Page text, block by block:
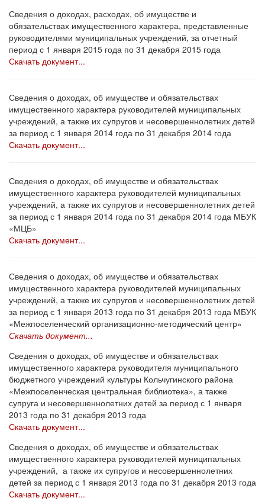
Сведения о доходах, расходах, об имуществе и
обязательствах имущественного характера, представленные
руководителями муниципальных учреждений, за отчетный
период с 1 января 2015 года по 31 декабря 2015 года
Скачать документ...
Сведения о доходах, об имуществе и обязательствах
имущественного характера руководителей муниципальных
учреждений, а также их супругов и несовершеннолетних детей
за период с 1 января 2014 года по 31 декабря 2014 года
Скачать документ...
Сведения о доходах, об имуществе и обязательствах
имущественного характера руководителей муниципальных
учреждений, а также их супругов и несовершеннолетних детей
за период с 1 января 2014 года по 31 декабря 2014 года МБУК
«МЦБ»
Скачать документ...
Сведения о доходах, об имуществе и обязательствах
имущественного характера руководителей муниципальных
учреждений, а также их супругов и несовершеннолетних детей
за период с 1 января 2013 года по 31 декабря 2013 года МБУК
«Межпоселенческий организационно-методический центр»
Скачать документ...
Сведения о доходах, об имуществе и обязательствах
имущественного характера руководителя муниципального
бюджетного учреждений культуры Кольчугинского района
«Межпоселенческая центральная библиотека», а также
супруга и несовершеннолетних детей за период с 1 января
2013 года по 31 декабря 2013 года
Скачать документ...
Сведения о доходах, об имуществе и обязательствах
имущественного характера руководителей муниципальных
учреждений, а также их супругов и несовершеннолетних
детей за период с 1 января 2013 года по 31 декабря 2013 года
Скачать документ...